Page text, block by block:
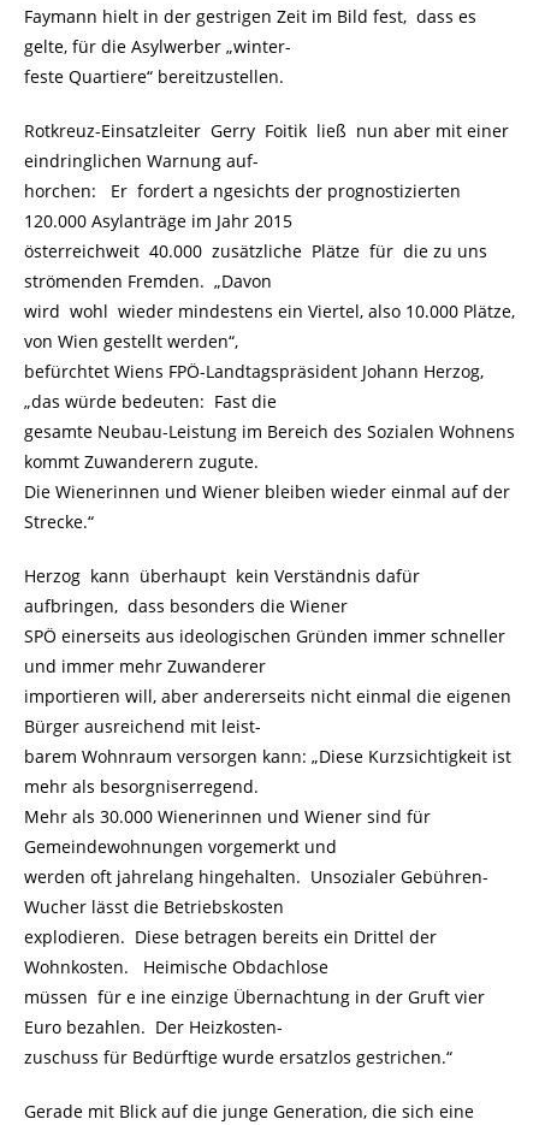
Faymann hielt in der gestrigen Zeit im Bild fest, dass es
gelte, für die Asylwerber „winter-
feste Quartiere“ bereitzustellen.
Rotkreuz-Einsatzleiter Gerry Foitik ließ nun aber mit einer
eindringlichen Warnung auf-
horchen: Er fordert a ngesichts der prognostizierten
120.000 Asylanträge im Jahr 2015
österreichweit 40.000 zusätzliche Plätze für die zu uns
strömenden Fremden. „Davon
wird wohl wieder mindestens ein Viertel, also 10.000 Plätze,
von Wien gestellt werden“,
befürchtet Wiens FPÖ-Landtagspräsident Johann Herzog,
„das würde bedeuten: Fast die
gesamte Neubau-Leistung im Bereich des Sozialen Wohnens
kommt Zuwanderern zugute.
Die Wienerinnen und Wiener bleiben wieder einmal auf der
Strecke.“
Herzog kann überhaupt kein Verständnis dafür
aufbringen, dass besonders die Wiener
SPÖ einerseits aus ideologischen Gründen immer schneller
und immer mehr Zuwanderer
importieren will, aber andererseits nicht einmal die eigenen
Bürger ausreichend mit leist-
barem Wohnraum versorgen kann: „Diese Kurzsichtigkeit ist
mehr als besorgniserregend.
Mehr als 30.000 Wienerinnen und Wiener sind für
Gemeindewohnungen vorgemerkt und
werden oft jahrelang hingehalten. Unsozialer Gebühren-
Wucher lässt die Betriebskosten
explodieren. Diese betragen bereits ein Drittel der
Wohnkosten. Heimische Obdachlose
müssen für e ine einzige Übernachtung in der Gruft vier
Euro bezahlen. Der Heizkosten-
zuschuss für Bedürftige wurde ersatzlos gestrichen.“
Gerade mit Blick auf die junge Generation, die sich eine